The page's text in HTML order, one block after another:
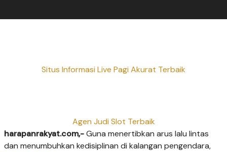
Situs Informasi Live Pagi Akurat Terbaik
Agen Judi Slot Terbaik
harapanrakyat.com,-Guna menertibkan arus lalu lintas
dan menumbuhkan kedisiplinan di kalangan pengendara,